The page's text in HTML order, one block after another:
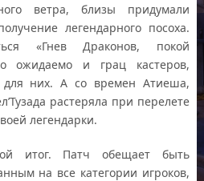
ветра, близы придумали
легендарного посоха.
«Гнев Драконов, покой
ожидаемо и грац кастеров,
для них. А со времен Атиеша,
растеряла при перелете
легендарки.
итог. Патч обещает быть
на все категории игроков,